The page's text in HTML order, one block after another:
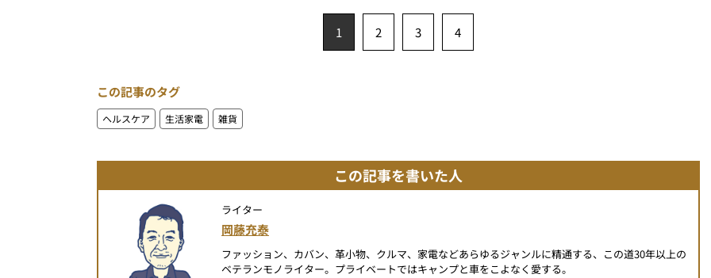
1 2 3 4
この記事のタグ
ヘルスケア 生活家電 雑貨
この記事を書いた人
ライター
岡藤充泰
ファッション、カバン、革小物、クルマ、家電などあらゆるジャンルに精通する、この道30年以上の
ベテランモノライター。プライベートではキャンプと車をこよなく愛する。